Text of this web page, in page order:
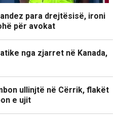
para drejtësisë, ironi
për avokat
nga zjarret në Kanada,
ullinjtë në Cërrik, flakët
e ujit